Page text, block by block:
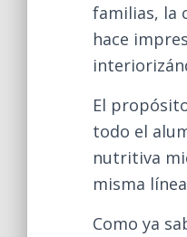
familias, la
hace
El
todo el
nutritiva
misma
Como ya